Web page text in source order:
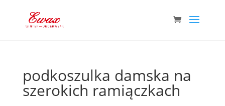
podkoszulka damska na
szerokich ramiączkach